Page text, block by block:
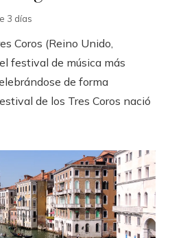
3 días
Coros (Reino Unido,
festival de música más
de forma
de los Tres Coros nació